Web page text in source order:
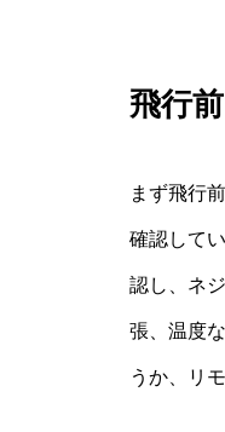
飛行
まず飛行
確認して
認し、ネ
張、温度
うか、リ